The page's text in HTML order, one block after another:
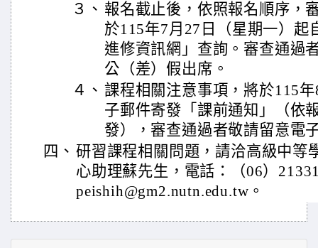
３、 報名截止後，依照報名順序，
於115年7月27日（星期一）起
進修資訊網」查詢。審查通過
公（差）假出席。
４、 課程相關注意事項，將於115
子郵件寄發「課前通知」（依
發），審查通過者敬請留意電
四、 研習課程相關問題，請洽高級中等
心助理蘇先生，電話：（06）
peishih@gm2.nutn.edu.tw。